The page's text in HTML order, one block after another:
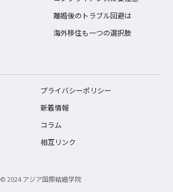
離婚後のトラブル回避は
海外移住も一つの選択肢
プライバシーポリシー
新着情報
コラム
相互リンク
© 2024 アジア国際結婚学院